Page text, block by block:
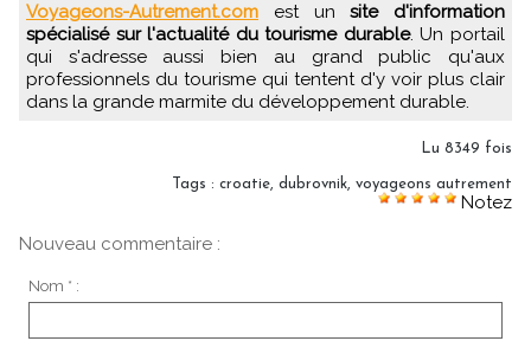
Voyageons-Autrement.com est un site d'information
spécialisé sur l'actualité du tourisme durable. Un portail
qui s'adresse aussi bien au grand public qu'aux
professionnels du tourisme qui tentent d'y voir plus clair
dans la grande marmite du développement durable.
Lu 8349 fois
Tags : croatie, dubrovnik, voyageons autrement
Notez
Nouveau commentaire :
Nom * :